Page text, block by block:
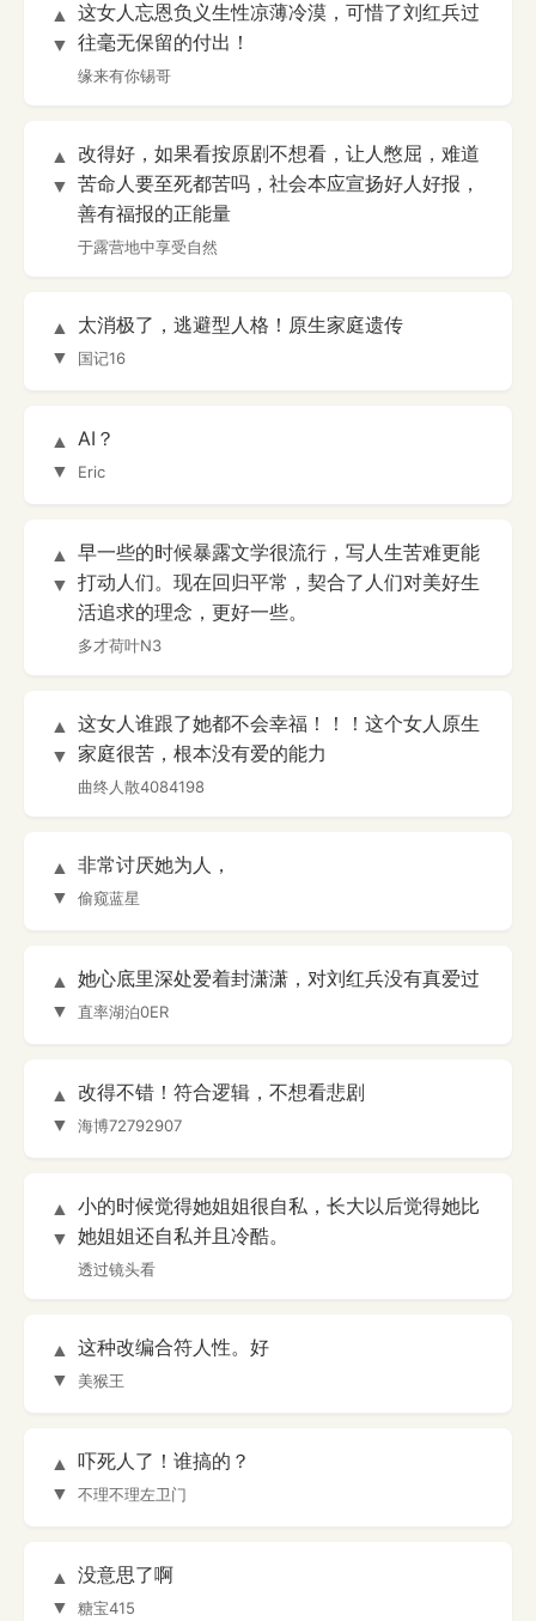
▲
▼
这女人忘恩负义生性凉薄冷漠，可惜了刘红兵过
往毫无保留的付出！
缘来有你锡哥
▲
▼
改得好，如果看按原剧不想看，让人憋屈，难道
苦命人要至死都苦吗，社会本应宣扬好人好报，
善有福报的正能量
于露营地中享受自然
▲
▼
太消极了，逃避型人格！原生家庭遗传
国记16
▲
▼
AI？
Eric
▲
▼
早一些的时候暴露文学很流行，写人生苦难更能
打动人们。现在回归平常，契合了人们对美好生
活追求的理念，更好一些。
多才荷叶N3
▲
▼
这女人谁跟了她都不会幸福！！！这个女人原生
家庭很苦，根本没有爱的能力
曲终人散4084198
▲
▼
非常讨厌她为人，
偷窥蓝星
▲
▼
她心底里深处爱着封潇潇，对刘红兵没有真爱过
直率湖泊0ER
▲
▼
改得不错！符合逻辑，不想看悲剧
海博72792907
▲
▼
小的时候觉得她姐姐很自私，长大以后觉得她比
她姐姐还自私并且冷酷。
透过镜头看
▲
▼
这种改编合符人性。好
美猴王
▲
▼
吓死人了！谁搞的？
不理不理左卫门
▲
▼
没意思了啊
糖宝415